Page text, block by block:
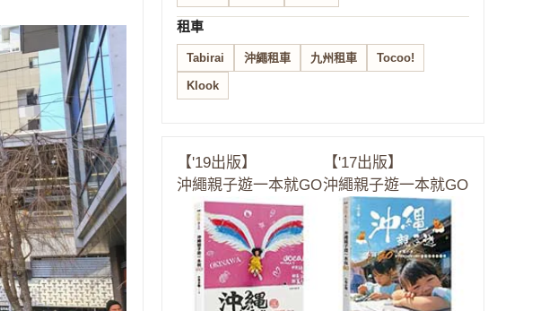
租車
Tabirai 沖繩租車 九州租車 Tocoo!
Klook
【'19出版】
沖繩親子遊一本就GO
【'17出版】
沖繩親子遊一本就GO